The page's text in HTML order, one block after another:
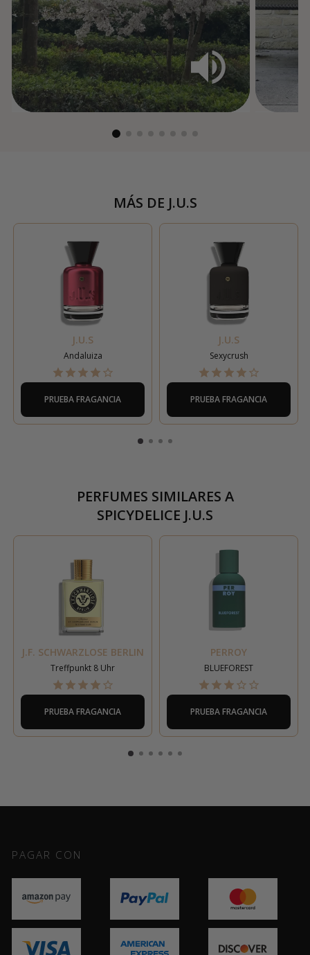
MÁS DE J.U.S
J.U.S
Andaluiza
PRUEBA FRAGANCIA
J.U.S
Sexycrush
PRUEBA FRAGANCIA
PERFUMES SIMILARES A
SPICYDELICE J.U.S
J.F. SCHWARZLOSE BERLIN
Treffpunkt 8 Uhr
PRUEBA FRAGANCIA
PERROY
BLUEFOREST
PRUEBA FRAGANCIA
PAGAR CON